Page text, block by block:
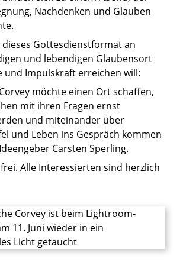
Nachdenken und Glauben
dieses Gottesdienstformat an
und lebendigen Glaubensort
und Impulskraft erreichen will:
möchte einen Ort schaffen,
mit ihren Fragen ernst
und miteinander über
und Leben ins Gespräch kommen
Carsten Sperling.
Alle Interessierten sind herzlich